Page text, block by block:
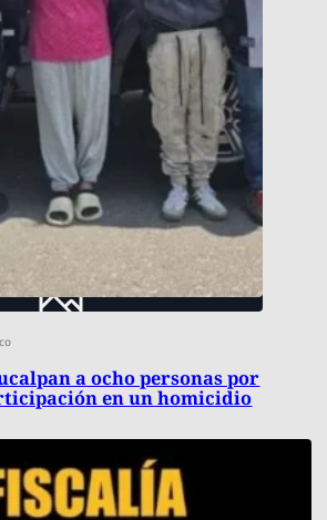
a ocho personas por
en un homicidio